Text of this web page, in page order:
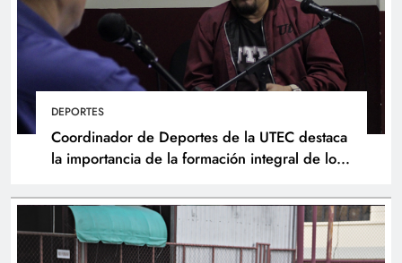
DEPORTES
Coordinador de Deportes de la UTEC destaca
la importancia de la formación integral de los